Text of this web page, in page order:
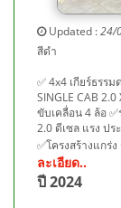
Updated :24/
สีดำ
✅ 4x4 เกียร์ธรร
SINGLE CAB
ขับเคลื่อน 4 ล้อ
2.0 ดีเซล แรง ป
✅โครงสร้างแกร่
ละเอียด..
ปี 2024